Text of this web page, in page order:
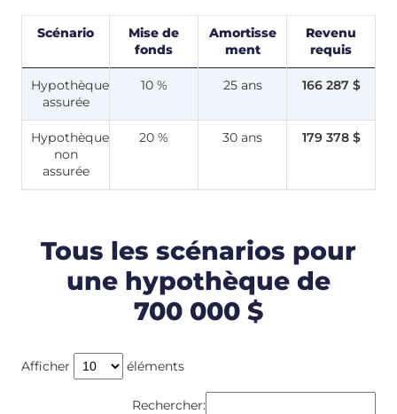
Scénario
Mise de
fonds
Amortisse
ment
Revenu
requis
Hypothèque
assurée
10 % 25 ans 166 287 $
Hypothèque
non
assurée
20 % 30 ans 179 378 $
Tous les scénarios pour
une hypothèque de
700 000 $
Afficher éléments
Rechercher: